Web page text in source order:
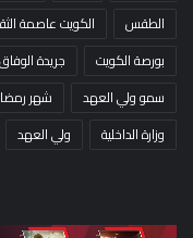
الطقس
الكويت عاصمة
بورصة الكويت
جريدة الوفاق
سمو ولي العهد
شهر
وزارة الداخلية
ولي العهد